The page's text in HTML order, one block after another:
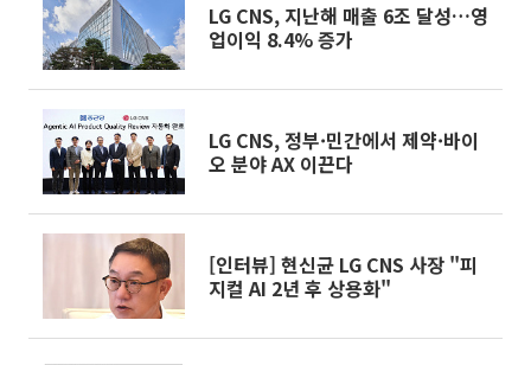
LG CNS, 지난해 매출 6조 달성…영
업이익 8.4% 증가
LG CNS, 정부·민간에서 제약·바이
오 분야 AX 이끈다
[인터뷰] 현신균 LG CNS 사장 "피
지컬 AI 2년 후 상용화"